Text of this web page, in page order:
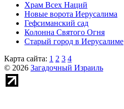
Храм Всех Наций
Новые ворота Иерусалима
Гефсиманский сад
Колонна Святого Огня
Старый город в Иерусалиме
Карта сайта: 1 2 3 4
© 2026 Загадочный Израиль